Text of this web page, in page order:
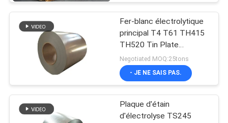
Fer-blanc électrolytique
principal T4 T61 TH415
TH520 Tin Plate
électrolytique SPTE TFS
Negotiated MOQ:25tons
- JE NE SAIS PAS.
Plaque d'étain
d'électrolyse TS245